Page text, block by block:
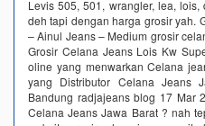
Levis 505, 501, wrangler, lea,
deh tapi dengan harga grosir yah.
– Ainul Jeans – Medium grosir
Grosir Celana Jeans Lois Kw
oline yang menwarkan Celana
yang Distributor Celana Jeans
Bandung radjajeans blog 17 Mar
Celana Jeans Jawa Barat ? nah